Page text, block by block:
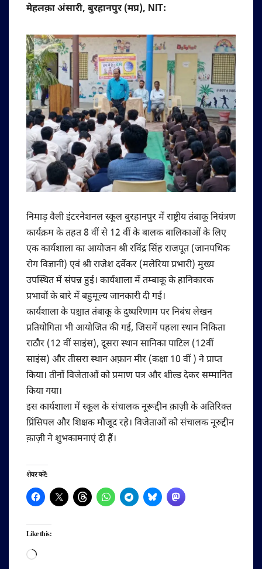
मेहलक़ा अंसारी, बुरहानपुर (मप्र), NIT:
निमाड़ वैली इंटरनेशनल स्कूल बुरहानपुर में राष्ट्रीय तंबाकू नियंत्रण
कार्यक्रम के तहत 8 वीं से 12 वीं के बालक बालिकाओं के लिए
एक कार्यशाला का आयोजन श्री रविंद्र सिंह राजपूत (जानपथिक
रोग विज्ञानी) एवं श्री राजेश दर्वेकर (मलेरिया प्रभारी) मुख्य
उपस्थित में संपन्न हुई। कार्यशाला में तम्बाकू के हानिकारक
प्रभावों के बारे में बहुमूल्य जानकारी दी गई।
कार्यशाला के पश्चात तंबाकू के दुष्परिणाम पर निबंध लेखन
प्रतियोगिता भी आयोजित की गई, जिसमें पहला स्थान निकिता
राठौर (12 वीं साइंस), दूसरा स्थान सानिका पाटिल (12वीं
साइंस) और तीसरा स्थान अफ़ान मीर (कक्षा 10 वीं ) ने प्राप्त
किया। तीनों विजेताओं को प्रमाण पत्र और शील्ड देकर सम्मानित
किया गया।
इस कार्यशाला में स्कूल के संचालक नूरूद्दीन क़ाज़ी के अतिरिक्त
प्रिंसिपल और शिक्षक मौजूद रहे। विजेताओं को संचालक नूरुद्दीन
क़ाज़ी ने शुभकामनाएं दी हैं।
शेयर करें:
Like this:
Loading…